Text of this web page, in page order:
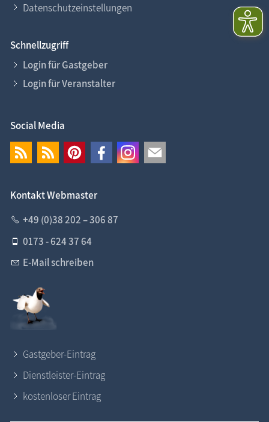
Datenschutzeinstellungen
Schnellzugriff
Login für Gastgeber
Login für Veranstalter
Social Media
Kontakt Webmaster
+49 (0)38 202 – 306 87
0173 - 624 37 64
E-Mail schreiben
Gastgeber-Eintrag
Dienstleister-Eintrag
kostenloser Eintrag